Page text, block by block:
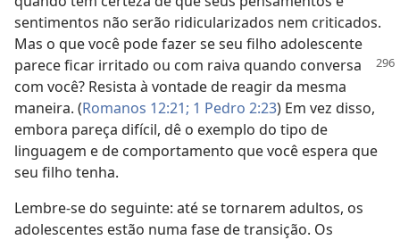
sentimentos não serão ridicularizados nem criticados.
Mas o que você pode fazer se seu filho adolescente
parece ficar irritado ou com raiva quando conversa
com você? Resista à vontade de reagir da mesma
maneira. (Romanos 12:21; 1 Pedro 2:23) Em vez disso,
embora pareça difícil, dê o exemplo do tipo de
linguagem e de comportamento que você espera que
seu filho tenha.
Lembre-se do seguinte: até se tornarem adultos, os
adolescentes estão numa fase de transição. Os